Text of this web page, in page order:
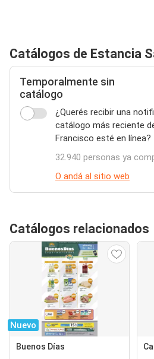
Catálogos de Estancia
Temporalmente sin
catálogo
¿Querés recibir una
catálogo más reciente
Francisco esté en línea?
32.940 personas ya
O andá al sitio web
Catálogos relacionados
Nuevo
Buenos Días